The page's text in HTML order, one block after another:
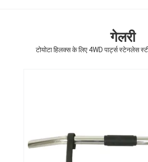
गेलरी
टोयोटा हिलक्स के लिए 4WD पार्ट्स स्टेनलेस